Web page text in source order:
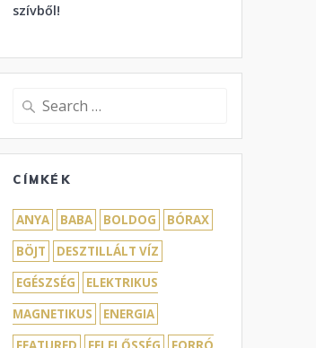
szívből!
Search
CÍMKÉK
ANYA BABA BOLDOG
BÓRAX
BÖJT
DESZTILLÁLT VÍZ
EGÉSZSÉG
ELEKTRIKUS
MAGNETIKUS
ENERGIA